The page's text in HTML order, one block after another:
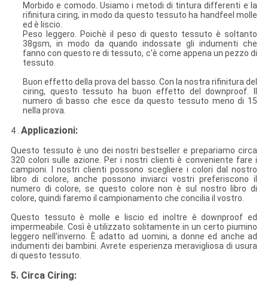
Morbido e comodo. Usiamo i metodi di tintura differenti e la
rifinitura ciring, in modo da questo tessuto ha handfeel molle
ed è liscio.
Peso leggero. Poichè il peso di questo tessuto è soltanto
38gsm, in modo da quando indossate gli indumenti che
fanno con questo re di tessuto, c'è come appena un pezzo di
tessuto.
Buon effetto della prova del basso. Con la nostra rifinitura del
ciring, questo tessuto ha buon effetto del downproof. Il
numero di basso che esce da questo tessuto meno di 15
nella prova.
4 . Applicazioni:
Questo tessuto è uno dei nostri bestseller e prepariamo circa
320 colori sulle azione. Per i nostri clienti è conveniente fare i
campioni. I nostri clienti possono scegliere i colori dal nostro
libro di colore, anche possono inviarci vostri preferiscono il
numero di colore, se questo colore non è sul nostro libro di
colore, quindi faremo il campionamento che concilia il vostro.
Questo tessuto è molle e liscio ed inoltre è downproof ed
impermeabile. Così è utilizzato solitamente in un certo piumino
leggero nell'inverno. È adatto ad uomini, a donne ed anche ad
indumenti dei bambini. Avrete esperienza meravigliosa di usura
di questo tessuto.
5. Circa Ciring: